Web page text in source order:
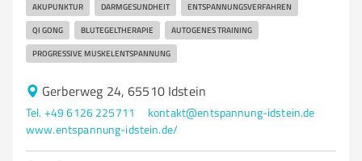
AKUPUNKTUR DARMGESUNDHEIT ENTSPANNUNGSVERFAHREN
QI GONG BLUTEGELTHERAPIE AUTOGENES TRAINING
PROGRESSIVE MUSKELENTSPANNUNG
Gerberweg 24, 65510 Idstein
Tel. +49 6126 225711
kontakt@entspannung-idstein.de
www.entspannung-idstein.de/